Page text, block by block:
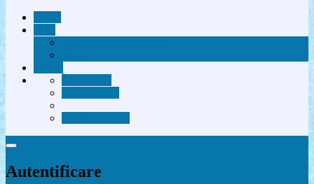
Autentificare